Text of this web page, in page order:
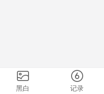
黑白 记录